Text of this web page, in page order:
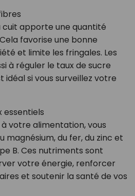
cuit apporte une quantité
favorise une bonne
et limite les fringales. Les
à réguler le taux de sucre
idéal si vous surveillez votre
essentiels
votre alimentation, vous
du fer, du zinc et
B. Ces nutriments sont
votre énergie, renforcer
et soutenir la santé de vos